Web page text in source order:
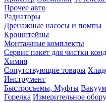
Прочее авто
Радиаторы
Дренажные насосы и помпы
Кронштейны
Монтажные комплекты
Сервис пакет для чистки
Химия
Сопутствующие товары
Инструмент
Быстросъемы, Муфты
Горелка Измерительное